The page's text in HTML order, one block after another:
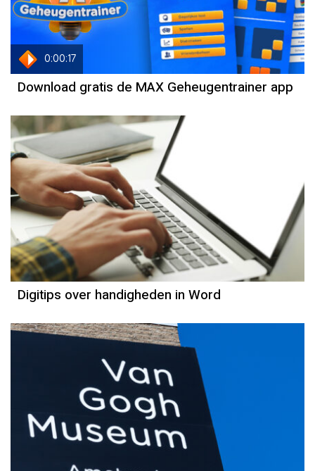
0:00:17
Download gratis de MAX Geheugentrainer app
Digitips over handigheden in Word